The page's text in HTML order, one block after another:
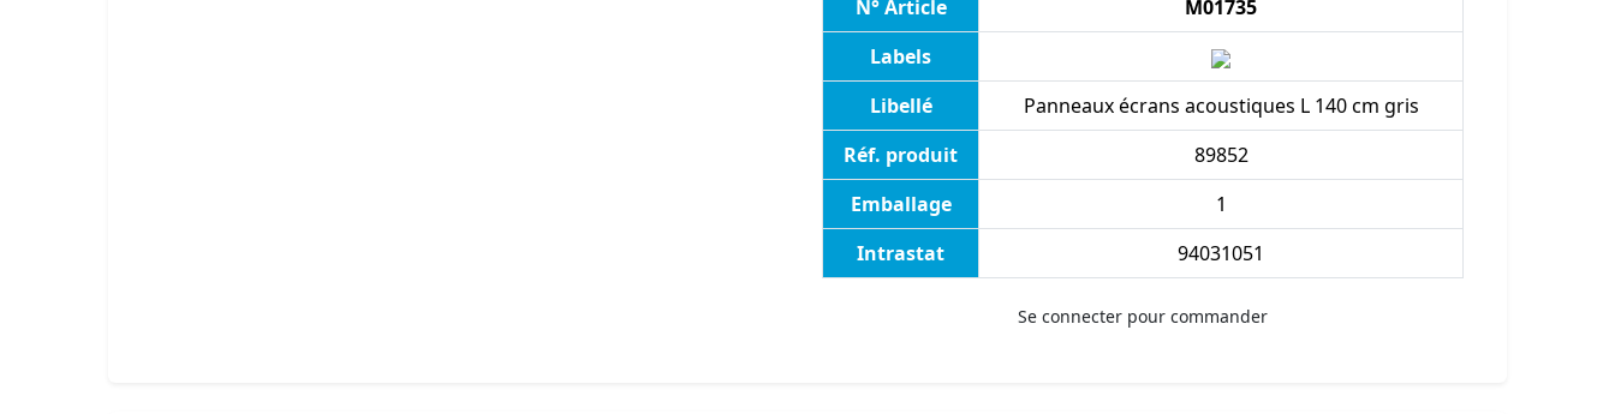
N° Article
M01735
Labels
Libellé
Panneaux écrans acoustiques L 140 cm gris
Réf. produit
89852
Emballage
1
Intrastat
94031051
Se connecter pour commander